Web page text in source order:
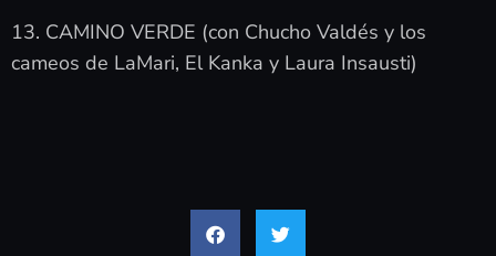
13. CAMINO VERDE (con Chucho Valdés y los
cameos de LaMari, El Kanka y Laura Insausti)